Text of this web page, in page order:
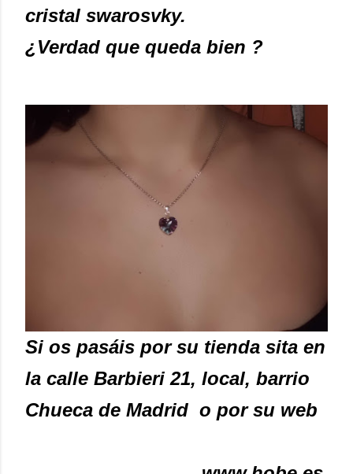
cristal swarosvky.
¿Verdad que queda bien ?
Si os pasáis por su tienda sita en
la calle Barbieri 21, local, barrio
Chueca de Madrid o por su web